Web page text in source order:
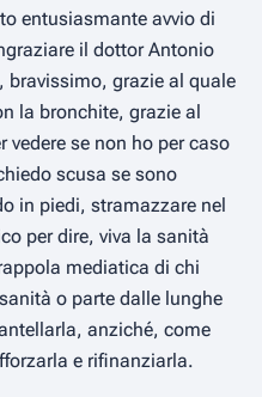
entusiasmante avvio di
il dottor Antonio
bravissimo, grazie al quale
la bronchite, grazie al
se non ho per caso
scusa se sono
in piedi, stramazzare nel
per dire, viva la sanità
mediatica di chi
o parte dalle lunghe
anziché, come
e rifinanziarla.